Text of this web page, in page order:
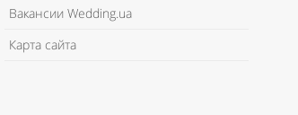
Вакансии Wedding.ua
Карта сайта